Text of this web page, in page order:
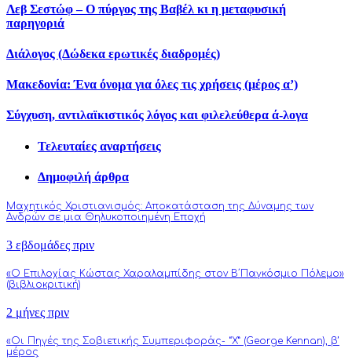
Λεβ Σεστώφ – Ο πύργος της Βαβέλ κι η μεταφυσική
παρηγοριά
Διάλογος (Δώδεκα ερωτικές διαδρομές)
Μακεδονία: Ένα όνομα για όλες τις χρήσεις (μέρος α’)
Σύγχυση, αντιλαϊκιστικός λόγος και φιλελεύθερα ά-λογα
Τελευταίες αναρτήσεις
Δημοφιλή άρθρα
Μαχητικός Χριστιανισμός: Αποκατάσταση της Δύναμης των
Ανδρών σε μια Θηλυκοποιημένη Εποχή
3 εβδομάδες πριν
«Ο Επιλοχίας Κώστας Χαραλαμπίδης στον Β΄Παγκόσμιο Πόλεμο»
(βιβλιοκριτική)
2 μήνες πριν
«Οι Πηγές της Σοβιετικής Συμπεριφοράς- “Χ” (George Kennan), β’
μέρος